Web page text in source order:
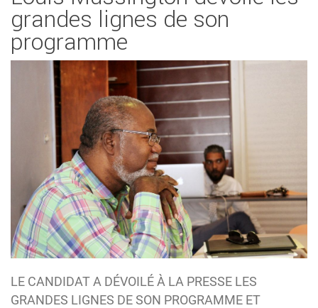
grandes lignes de son
programme
LE CANDIDAT A DÉVOILÉ À LA PRESSE LES
GRANDES LIGNES DE SON PROGRAMME ET